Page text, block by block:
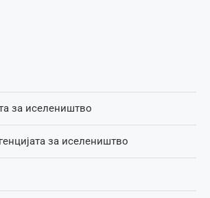
за иселеништво
за иселеништво